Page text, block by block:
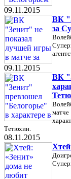
09.11.2015
ВК
за
09.11.2015
ВК
Тетюхин.
08.11.2015